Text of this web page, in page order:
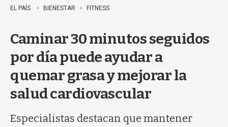
EL PAÍS BIENESTAR FITNESS
Caminar 30 minutos seguidos
por día puede ayudar a
quemar grasa y mejorar la
salud cardiovascular
Especialistas destacan que mantener